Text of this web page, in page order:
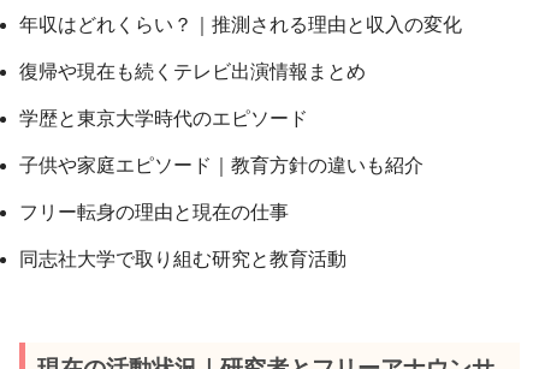
年収はどれくらい？｜推測される理由と収入の変化
復帰や現在も続くテレビ出演情報まとめ
学歴と東京大学時代のエピソード
子供や家庭エピソード｜教育方針の違いも紹介
フリー転身の理由と現在の仕事
同志社大学で取り組む研究と教育活動